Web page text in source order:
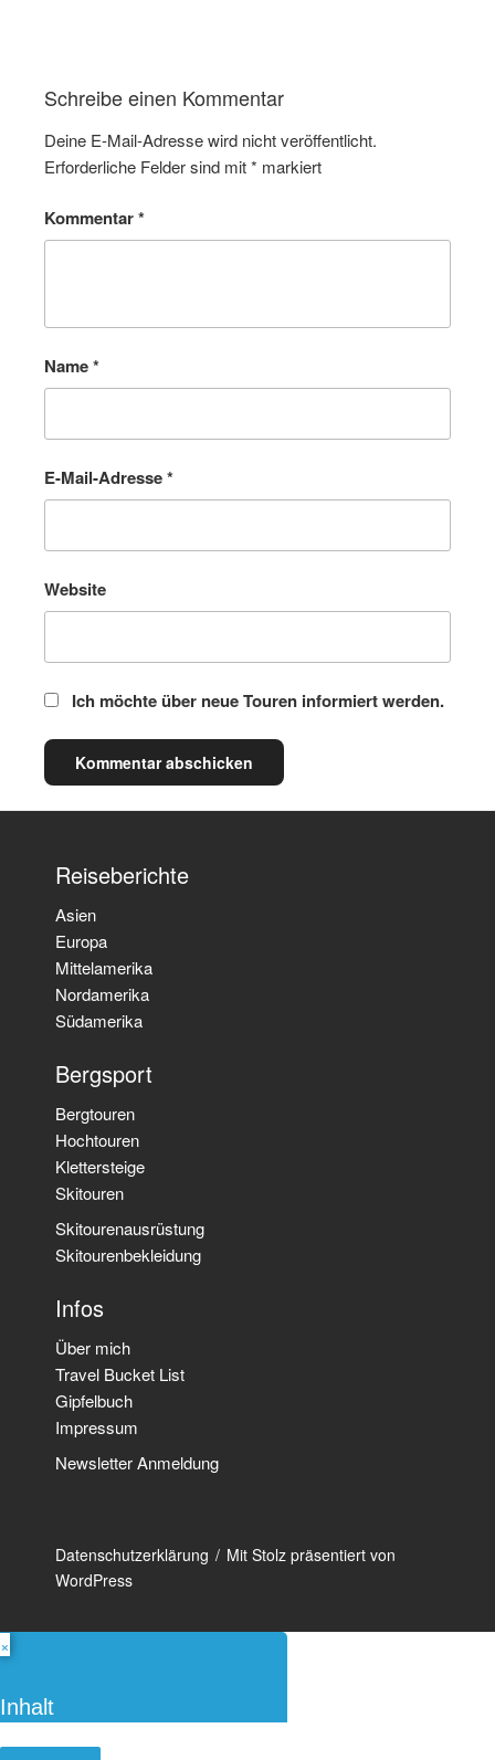
Schreibe einen Kommentar
Deine E-Mail-Adresse wird nicht veröffentlicht.
Erforderliche Felder sind mit* markiert
Kommentar*
Name*
E-Mail-Adresse*
Website
Ich möchte über neue Touren informiert werden.
Reiseberichte
Asien
Europa
Mittelamerika
Nordamerika
Südamerika
Bergsport
Bergtouren
Hochtouren
Klettersteige
Skitouren
Skitourenausrüstung
Skitourenbekleidung
Infos
Über mich
Travel Bucket List
Gipfelbuch
Impressum
Newsletter Anmeldung
Datenschutzerklärung
Mit Stolz präsentiert von
WordPress
×
Inhalt